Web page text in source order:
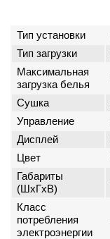
Тип установки
Тип загрузки
Максимальная
загрузка белья
Сушка
Управление
Дисплей
Цвет
Габариты
(ШxГxВ)
Класс
потребления
электроэнергии